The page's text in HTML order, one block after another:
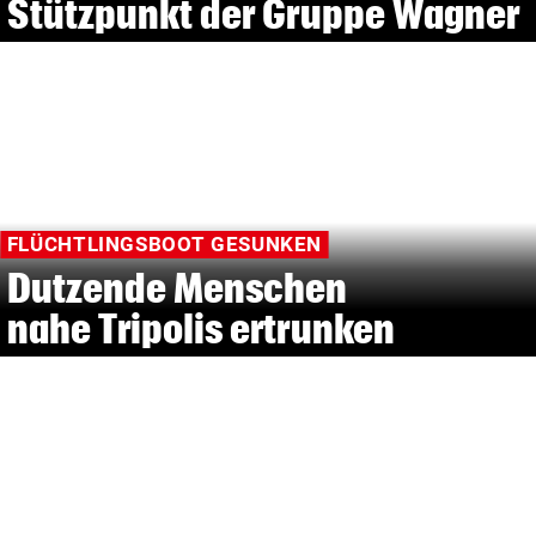
Stützpunkt der Gruppe Wagner
FLÜCHTLINGSBOOT GESUNKEN
Dutzende Menschen
nahe Tripolis ertrunken